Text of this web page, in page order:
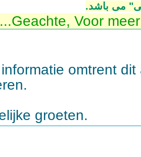
می باشد.
Geachte, Voor meer
omtrent
groeten.